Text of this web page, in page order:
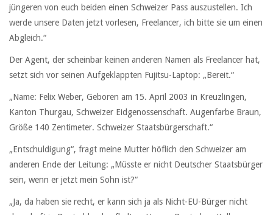
jüngeren von euch beiden einen Schweizer Pass auszustellen. Ich
werde unsere Daten jetzt vorlesen, Freelancer, ich bitte sie um einen
Abgleich.“
Der Agent, der scheinbar keinen anderen Namen als Freelancer hat,
setzt sich vor seinen Aufgeklappten Fujitsu-Laptop: „Bereit.“
„Name: Felix Weber, Geboren am 15. April 2003 in Kreuzlingen,
Kanton Thurgau, Schweizer Eidgenossenschaft. Augenfarbe Braun,
Größe 140 Zentimeter. Schweizer Staatsbürgerschaft.“
„Entschuldigung“, fragt meine Mutter höflich den Schweizer am
anderen Ende der Leitung: „Müsste er nicht Deutscher Staatsbürger
sein, wenn er jetzt mein Sohn ist?“
„Ja, da haben sie recht, er kann sich ja als Nicht-EU-Bürger nicht